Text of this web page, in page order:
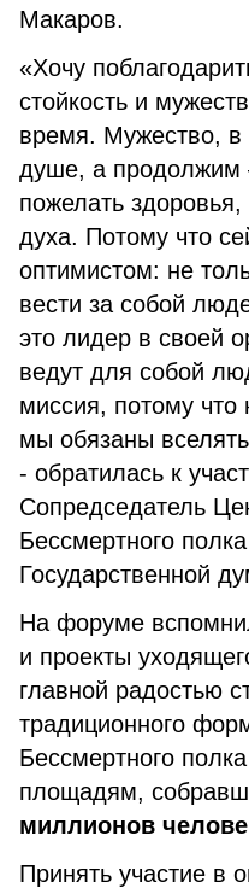
Макаров.
«Хочу
стойкость и
время. Мужество, в
душе, а продолжим
пожелать здоровья,
духа. Потому что
оптимистом: не
вести за собой
это лидер в своей
ведут для собой
миссия, потому
мы обязаны
- обратилась к
Сопредседатель
Бессмертного
Государственной
На форуме
и проекты
главной радостью
традиционного
Бессмертного
площадям,
миллионов
Принять участие в